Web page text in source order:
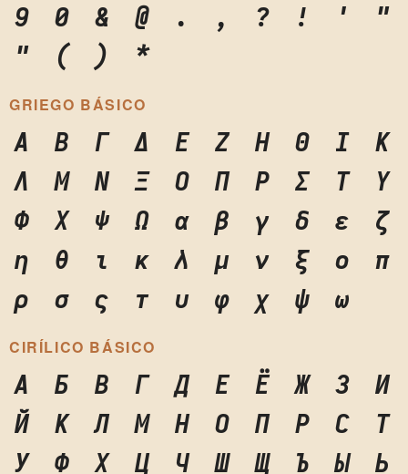
9 0 & @ . , ? ! '
"
"
( ) *
GRIEGO BÁSICO
Α Β Γ Δ Ε Ζ Η Θ Ι
Κ
Λ
Μ Ν Ξ Ο Π Ρ Σ Τ
Υ
Φ
Χ Ψ Ω α β γ δ ε
ζ
η
θ ι κ λ μ ν ξ ο
π
ρ
σ ς τ υ φ χ ψ ω
CIRÍLICO BÁSICO
А Б В Г Д Е Ё Ж З
И
Й
К Л М Н О П Р С
Т
У
Ф Х Ц Ч Ш Щ Ъ Ы
Ь